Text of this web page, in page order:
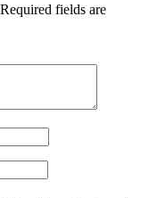
Required fields are